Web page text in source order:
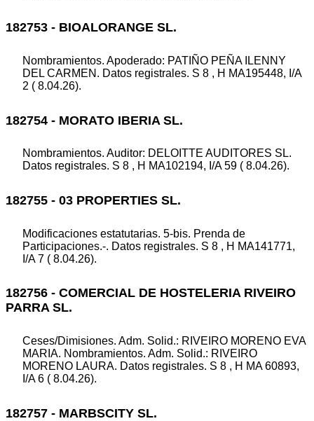
182753 - BIOALORANGE SL.
Nombramientos. Apoderado: PATIÑO PEÑA ILENNY
DEL CARMEN. Datos registrales. S 8 , H MA195448, I/A
2 ( 8.04.26).
182754 - MORATO IBERIA SL.
Nombramientos. Auditor: DELOITTE AUDITORES SL.
Datos registrales. S 8 , H MA102194, I/A 59 ( 8.04.26).
182755 - 03 PROPERTIES SL.
Modificaciones estatutarias. 5-bis. Prenda de
Participaciones.-. Datos registrales. S 8 , H MA141771,
I/A 7 ( 8.04.26).
182756 - COMERCIAL DE HOSTELERIA RIVEIRO
PARRA SL.
Ceses/Dimisiones. Adm. Solid.: RIVEIRO MORENO EVA
MARIA. Nombramientos. Adm. Solid.: RIVEIRO
MORENO LAURA. Datos registrales. S 8 , H MA 60893,
I/A 6 ( 8.04.26).
182757 - MARBSCITY SL.